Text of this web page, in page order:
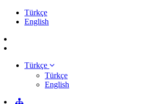
Türkçe
English
Türkçe
Türkçe
English